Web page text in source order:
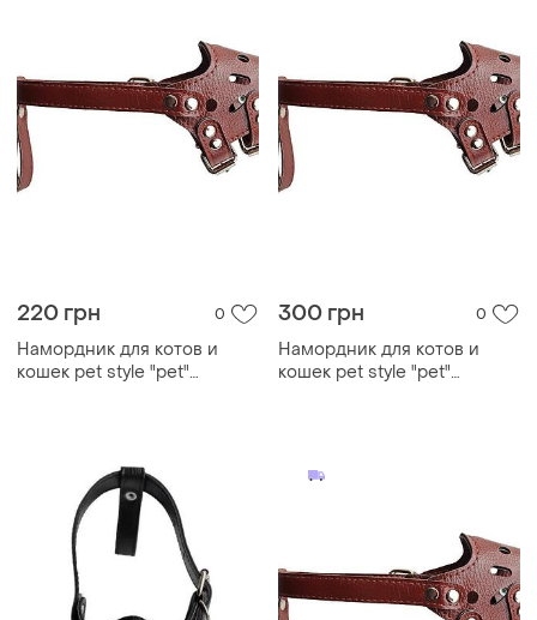
220 грн 0
Намордник для котов и
кошек pet style "pet"
300 грн 0
Намордник для котов и
кошек pet style "pet"